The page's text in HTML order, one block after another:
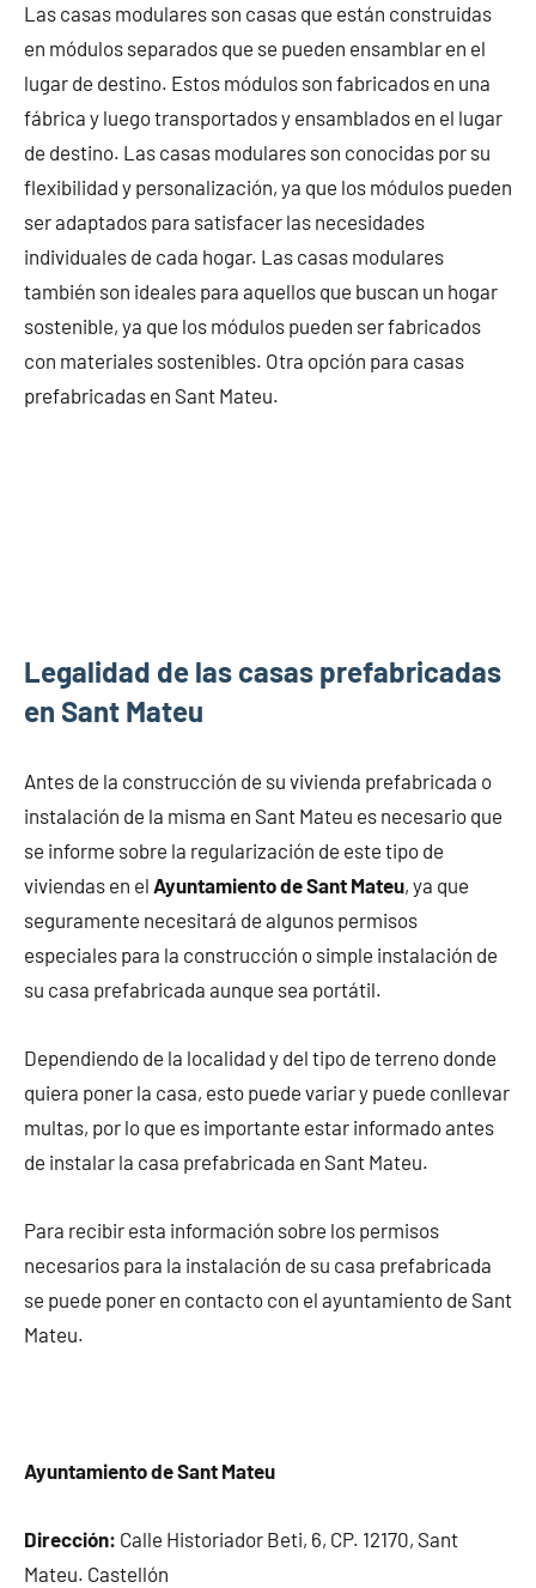
Las casas modulares son casas que están construidas
en módulos separados que se pueden ensamblar en el
lugar de destino. Estos módulos son fabricados en una
fábrica y luego transportados y ensamblados en el lugar
de destino. Las casas modulares son conocidas por su
flexibilidad y personalización, ya que los módulos pueden
ser adaptados para satisfacer las necesidades
individuales de cada hogar. Las casas modulares
también son ideales para aquellos que buscan un hogar
sostenible, ya que los módulos pueden ser fabricados
con materiales sostenibles. Otra opción para casas
prefabricadas en Sant Mateu.
Legalidad de las casas prefabricadas
en Sant Mateu
Antes de la construcción de su vivienda prefabricada o
instalación de la misma en Sant Mateu es necesario que
se informe sobre la regularización de este tipo de
viviendas en el Ayuntamiento de Sant Mateu, ya que
seguramente necesitará de algunos permisos
especiales para la construcción o simple instalación de
su casa prefabricada aunque sea portátil.
Dependiendo de la localidad y del tipo de terreno donde
quiera poner la casa, esto puede variar y puede conllevar
multas, por lo que es importante estar informado antes
de instalar la casa prefabricada en Sant Mateu.
Para recibir esta información sobre los permisos
necesarios para la instalación de su casa prefabricada
se puede poner en contacto con el ayuntamiento de Sant
Mateu.
Ayuntamiento de Sant Mateu
Dirección: Calle Historiador Beti, 6, CP. 12170, Sant
Mateu. Castellón